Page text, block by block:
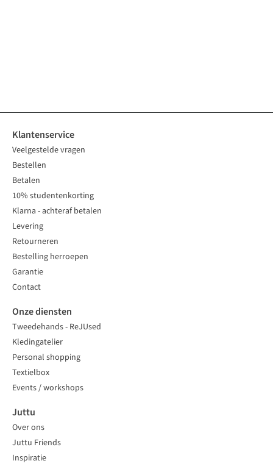
Klantenservice
Veelgestelde vragen
Bestellen
Betalen
10% studentenkorting
Klarna - achteraf betalen
Levering
Retourneren
Bestelling herroepen
Garantie
Contact
Onze diensten
Tweedehands - ReJUsed
Kledingatelier
Personal shopping
Textielbox
Events / workshops
Juttu
Over ons
Juttu Friends
Inspiratie